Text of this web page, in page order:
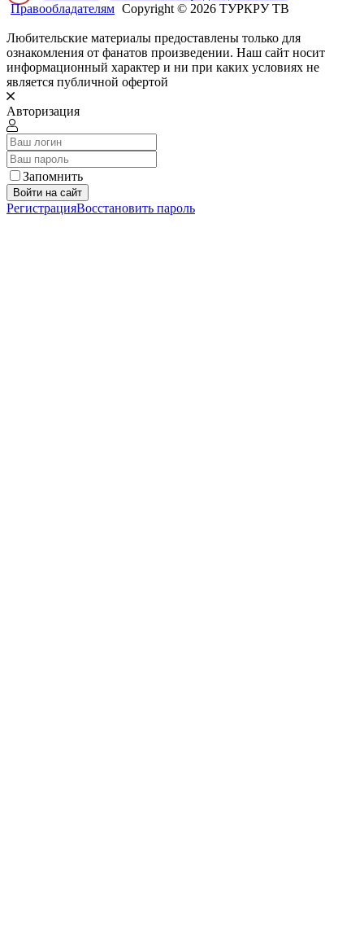
Правообладателям Copyright © 2026 ТУРКРУ ТВ
Любительские материалы предоставлены только для
ознакомления от фанатов произведении. Наш сайт носит
информационный характер и ни при каких условиях не
является публичной офертой
Авторизация
Запомнить
Войти на сайт
РегистрацияВосстановить пароль